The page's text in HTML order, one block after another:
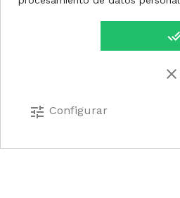
Disponible
producto se incluya en la
Fisioportunity S.L.
Avenida de la
25, nave A
30110. Cabezo de
España.
clear
tune Configurar